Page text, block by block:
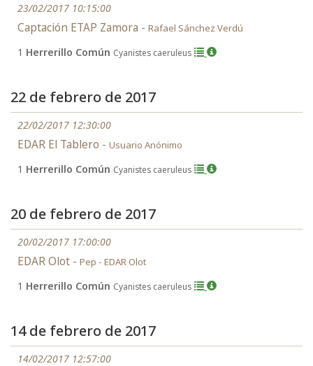
23/02/2017 10:15:00
Captación ETAP Zamora - Rafael Sánchez Verdú
1 Herrerillo Común Cyanistes caeruleus
22 de febrero de 2017
22/02/2017 12:30:00
EDAR El Tablero - Usuario Anónimo
1 Herrerillo Común Cyanistes caeruleus
20 de febrero de 2017
20/02/2017 17:00:00
EDAR Olot - Pep - EDAR Olot
1 Herrerillo Común Cyanistes caeruleus
14 de febrero de 2017
14/02/2017 12:57:00